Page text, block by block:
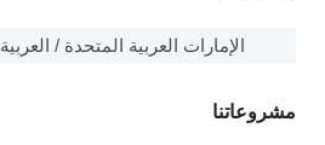
الإمارات العربية المتحدة / العربية
مشروعاتنا